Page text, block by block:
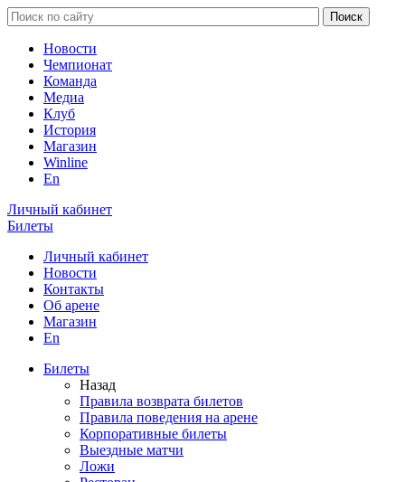
Новости
Чемпионат
Команда
Медиа
Клуб
История
Магазин
Winline
En
Личный кабинет
Билеты
Личный кабинет
Новости
Контакты
Об арене
Магазин
En
Билеты
Назад
Правила возврата билетов
Правила поведения на арене
Корпоративные билеты
Выездные матчи
Ложи